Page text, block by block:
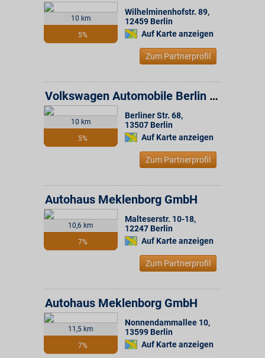
10 km
5%
Wilhelminenhofstr. 89,
12459 Berlin
Auf Karte anzeigen
Zum Partnerprofil
10 km
5%
Volkswagen Automobile Berlin GmbH
Berliner Str. 68,
13507 Berlin
Auf Karte anzeigen
Zum Partnerprofil
10,6 km
7%
Autohaus Meklenborg GmbH
Malteserstr. 10-18,
12247 Berlin
Auf Karte anzeigen
Zum Partnerprofil
11,5 km
7%
Autohaus Meklenborg GmbH
Nonnendammallee 10,
13599 Berlin
Auf Karte anzeigen